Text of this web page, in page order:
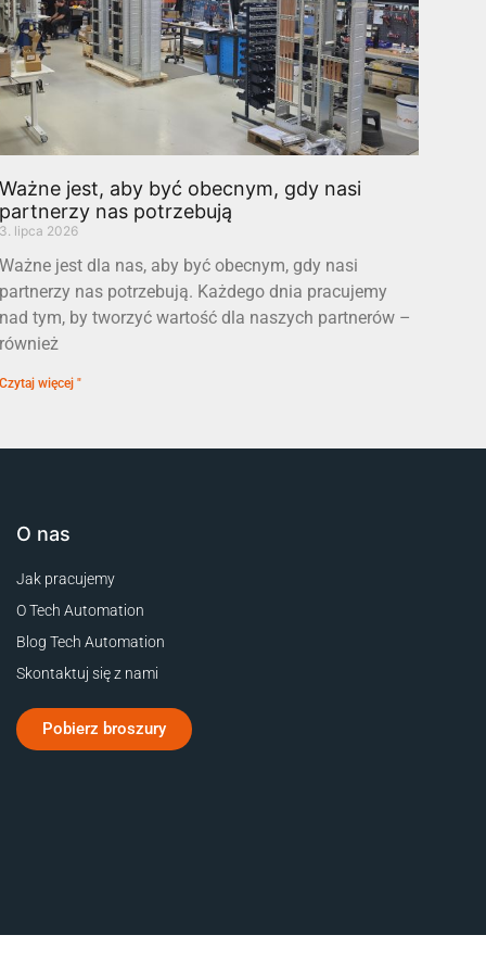
Ważne jest, aby być obecnym, gdy nasi
partnerzy nas potrzebują
3. lipca 2026
Ważne jest dla nas, aby być obecnym, gdy nasi
partnerzy nas potrzebują. Każdego dnia pracujemy
nad tym, by tworzyć wartość dla naszych partnerów –
również
Czytaj więcej "
O nas
Jak pracujemy
O Tech Automation
Blog Tech Automation
Skontaktuj się z nami
Pobierz broszury